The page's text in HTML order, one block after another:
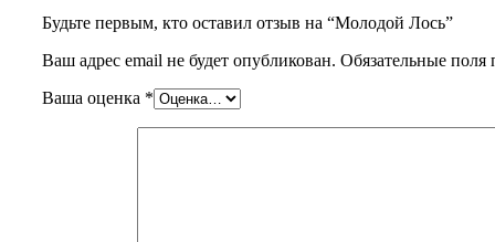
Будьте первым, кто оставил отзыв на “Молодой Лось”
Ваш адрес email не будет опубликован. Обязательные
Ваша оценка *